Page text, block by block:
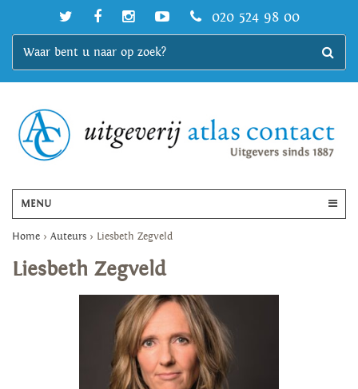
020 524 98 00
MENU
Home > Auteurs > Liesbeth Zegveld
Liesbeth Zegveld